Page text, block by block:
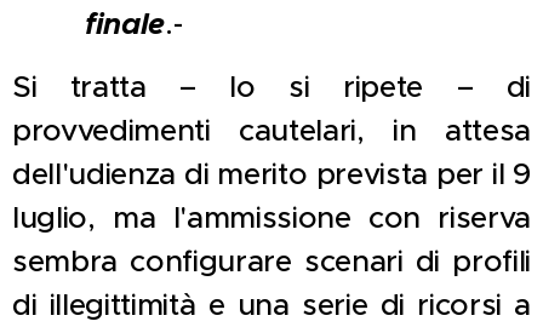
finale.-
Si tratta – lo si ripete – di
provvedimenti cautelari, in attesa
dell'udienza di merito prevista per il 9
luglio, ma l'ammissione con riserva
sembra configurare scenari di profili
di illegittimità e una serie di ricorsi a